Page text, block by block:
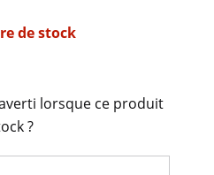
de stock
lorsque ce produit
?